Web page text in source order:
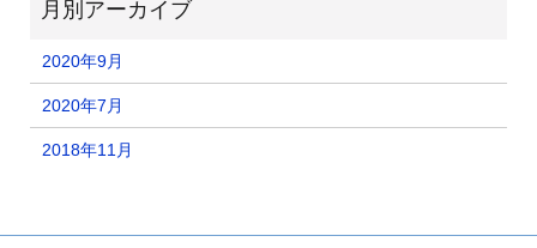
2020年9月
2020年7月
2018年11月